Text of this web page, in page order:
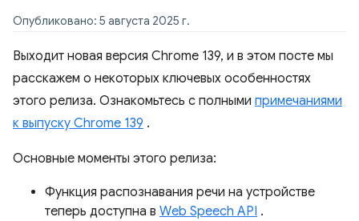
Опубликовано: 5 августа 2025 г.
Выходит новая версия Chrome 139, и в этом посте мы
расскажем о некоторых ключевых особенностях
этого релиза. Ознакомьтесь с полными примечаниями
к выпуску Chrome 139 .
Основные моменты этого релиза:
Функция распознавания речи на устройстве
теперь доступна в Web Speech API .